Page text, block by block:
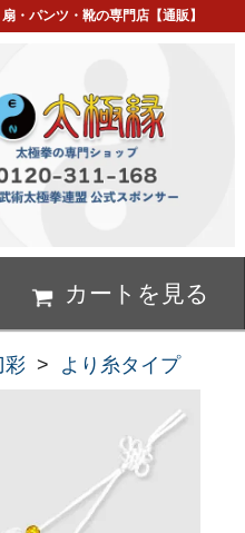
・パンツ・靴の専門店【通販】
カートを見る
彩 > より糸タイプ